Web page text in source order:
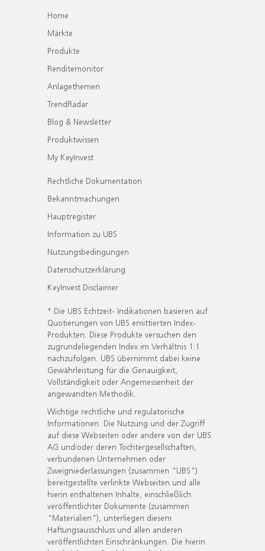
Home
Märkte
Produkte
Renditemonitor
Anlagethemen
TrendRadar
Blog & Newsletter
Produktwissen
My KeyInvest
Rechtliche Dokumentation
Bekanntmachungen
Hauptregister
Information zu UBS
Nutzungsbedingungen
Datenschutzerklärung
KeyInvest Disclaimer
* Die UBS Echtzeit- Indikationen basieren auf
Quotierungen von UBS emittierten Index-
Produkten. Diese Produkte versuchen den
zugrundeliegenden Index im Verhältnis 1:1
nachzufolgen. UBS übernimmt dabei keine
Gewährleistung für die Genauigkeit,
Vollständigkeit oder Angemessenheit der
angewandten Methodik.
Wichtige rechtliche und regulatorische
Informationen. Die Nutzung und der Zugriff
auf diese Webseiten oder andere von der UBS
AG und/oder deren Tochtergesellschaften,
verbundenen Unternehmen oder
Zweigniederlassungen (zusammen "UBS")
bereitgestellte verlinkte Webseiten und alle
hierin enthaltenen Inhalte, einschließlich
veröffentlichter Dokumente (zusammen
"Materialien"), unterliegen diesem
Haftungsausschluss und allen anderen
veröffentlichten Einschränkungen. Die hierin